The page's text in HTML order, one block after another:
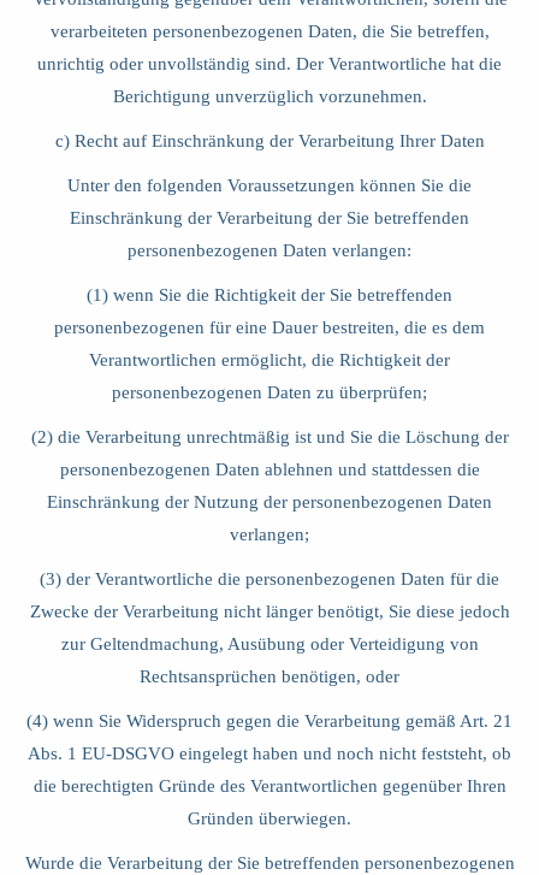
verarbeiteten personenbezogenen Daten, die Sie betreffen,
unrichtig oder unvollständig sind. Der Verantwortliche hat die
Berichtigung unverzüglich vorzunehmen.
c) Recht auf Einschränkung der Verarbeitung Ihrer Daten
Unter den folgenden Voraussetzungen können Sie die
Einschränkung der Verarbeitung der Sie betreffenden
personenbezogenen Daten verlangen:
(1) wenn Sie die Richtigkeit der Sie betreffenden
personenbezogenen für eine Dauer bestreiten, die es dem
Verantwortlichen ermöglicht, die Richtigkeit der
personenbezogenen Daten zu überprüfen;
(2) die Verarbeitung unrechtmäßig ist und Sie die Löschung der
personenbezogenen Daten ablehnen und stattdessen die
Einschränkung der Nutzung der personenbezogenen Daten
verlangen;
(3) der Verantwortliche die personenbezogenen Daten für die
Zwecke der Verarbeitung nicht länger benötigt, Sie diese jedoch
zur Geltendmachung, Ausübung oder Verteidigung von
Rechtsansprüchen benötigen, oder
(4) wenn Sie Widerspruch gegen die Verarbeitung gemäß Art. 21
Abs. 1 EU-DSGVO eingelegt haben und noch nicht feststeht, ob
die berechtigten Gründe des Verantwortlichen gegenüber Ihren
Gründen überwiegen.
Wurde die Verarbeitung der Sie betreffenden personenbezogenen